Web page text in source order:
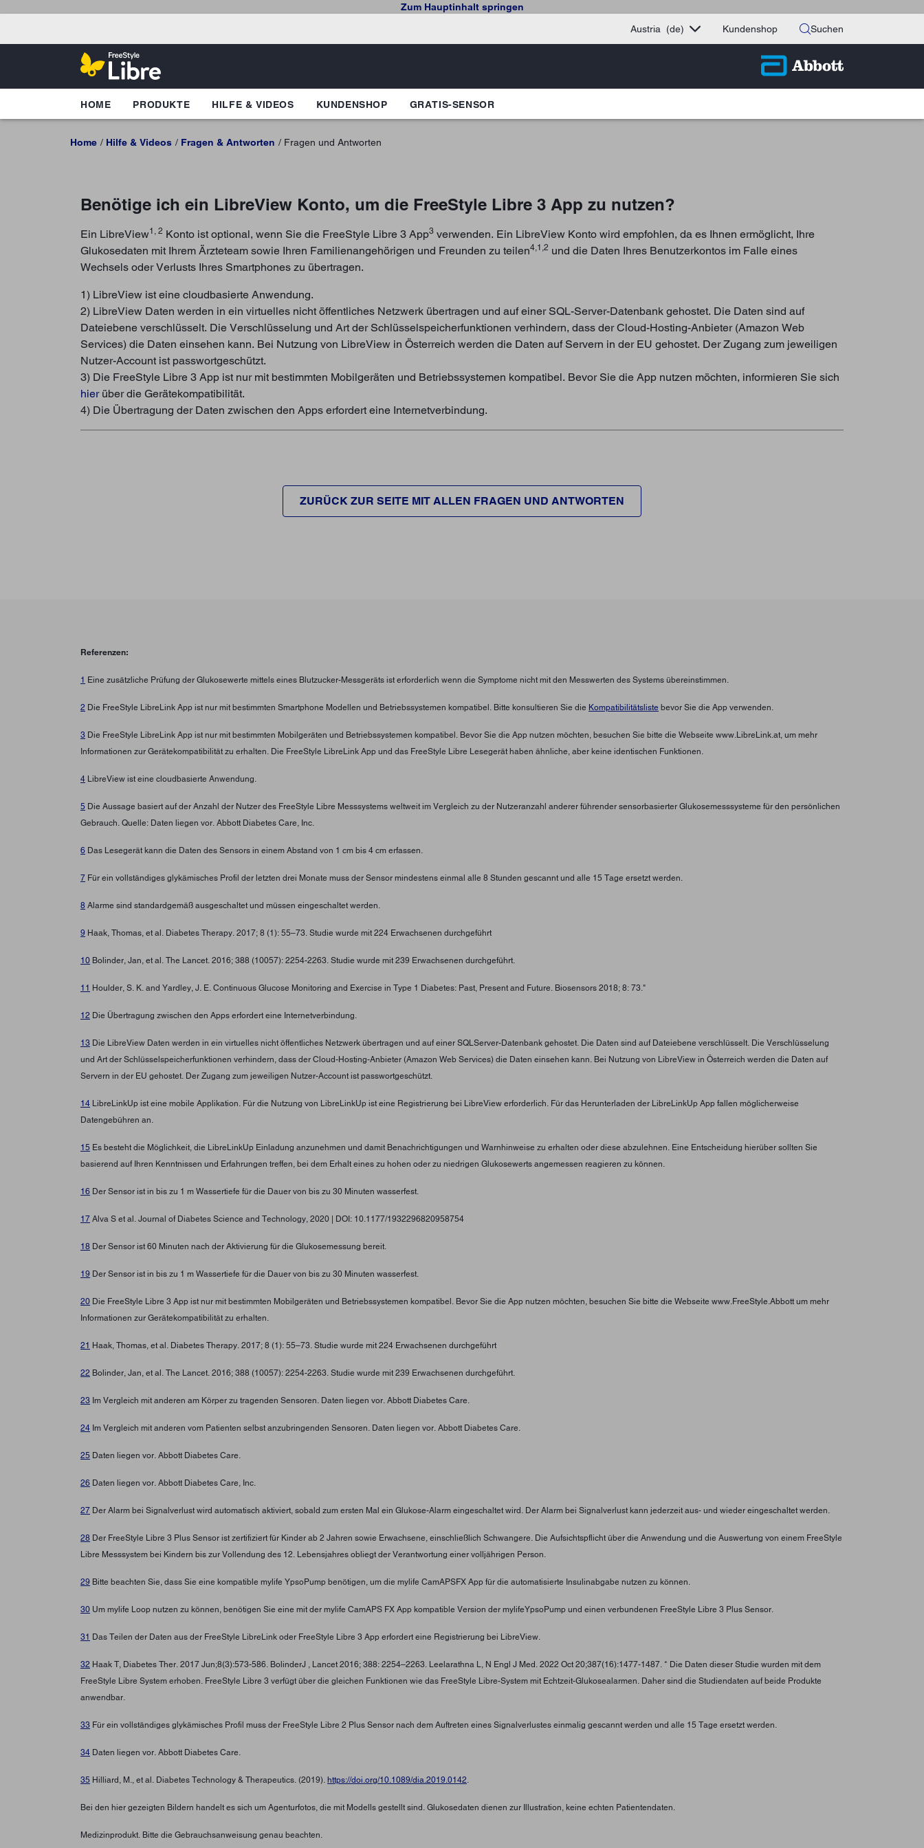
Zum Hauptinhalt springen
Austria
(de) Kundenshop Suchen
HOME PRODUKTE HILFE & VIDEOS KUNDENSHOP GRATIS-SENSOR
Home Hilfe & Videos Fragen & Antworten Fragen und Antworten
Benötige ich ein LibreView Konto, um die FreeStyle Libre 3 App zu nutzen?
Ein LibreView1, 2 Konto ist optional, wenn Sie die FreeStyle Libre 3 App3 verwenden. Ein LibreView Konto wird empfohlen, da es Ihnen ermöglicht, Ihre
Glukosedaten mit Ihrem Ärzteteam sowie Ihren Familienangehörigen und Freunden zu teilen4,1,2 und die Daten Ihres Benutzerkontos im Falle eines
Wechsels oder Verlusts Ihres Smartphones zu übertragen.
1) LibreView ist eine cloudbasierte Anwendung.
2) LibreView Daten werden in ein virtuelles nicht öffentliches Netzwerk übertragen und auf einer SQL-Server-Datenbank gehostet. Die Daten sind auf
Dateiebene verschlüsselt. Die Verschlüsselung und Art der Schlüsselspeicherfunktionen verhindern, dass der Cloud-Hosting-Anbieter (Amazon Web
Services) die Daten einsehen kann. Bei Nutzung von LibreView in Österreich werden die Daten auf Servern in der EU gehostet. Der Zugang zum jeweiligen
Nutzer-Account ist passwortgeschützt.
3) Die FreeStyle Libre 3 App ist nur mit bestimmten Mobilgeräten und Betriebssystemen kompatibel. Bevor Sie die App nutzen möchten, informieren Sie sich
hierüber die Gerätekompatibilität.
4) Die Übertragung der Daten zwischen den Apps erfordert eine Internetverbindung.
ZURÜCK ZUR SEITE MIT ALLEN FRAGEN UND ANTWORTEN
Referenzen:
1 Eine zusätzliche Prüfung der Glukosewerte mittels eines Blutzucker-Messgeräts ist erforderlich wenn die Symptome nicht mit den Messwerten des Systems übereinstimmen.
2 Die FreeStyle LibreLink App ist nur mit bestimmten Smartphone Modellen und Betriebssystemen kompatibel. Bitte konsultieren Sie die Kompatibilitätsliste bevor Sie die App verwenden.
3 Die FreeStyle LibreLink App ist nur mit bestimmten Mobilgeräten und Betriebssystemen kompatibel. Bevor Sie die App nutzen möchten, besuchen Sie bitte die Webseite www.LibreLink.at, um mehr
Informationen zur Gerätekompatibilität zu erhalten. Die FreeStyle LibreLink App und das FreeStyle Libre Lesegerät haben ähnliche, aber keine identischen Funktionen.
4 LibreView ist eine cloudbasierte Anwendung.
5 Die Aussage basiert auf der Anzahl der Nutzer des FreeStyle Libre Messsystems weltweit im Vergleich zu der Nutzeranzahl anderer führender sensorbasierter Glukosemesssysteme für den persönlichen
Gebrauch. Quelle: Daten liegen vor. Abbott Diabetes Care, Inc.
6 Das Lesegerät kann die Daten des Sensors in einem Abstand von 1 cm bis 4 cm erfassen.
7 Für ein vollständiges glykämisches Profil der letzten drei Monate muss der Sensor mindestens einmal alle 8 Stunden gescannt und alle 15 Tage ersetzt werden.
8 Alarme sind standardgemäß ausgeschaltet und müssen eingeschaltet werden.
9 Haak, Thomas, et al. Diabetes Therapy. 2017; 8 (1): 55–73. Studie wurde mit 224 Erwachsenen durchgeführt
10 Bolinder, Jan, et al. The Lancet. 2016; 388 (10057): 2254-2263. Studie wurde mit 239 Erwachsenen durchgeführt.
11 Houlder, S. K. and Yardley, J. E. Continuous Glucose Monitoring and Exercise in Type 1 Diabetes: Past, Present and Future. Biosensors 2018; 8: 73."
12 Die Übertragung zwischen den Apps erfordert eine Internetverbindung.
13 Die LibreView Daten werden in ein virtuelles nicht öffentliches Netzwerk übertragen und auf einer SQLServer-Datenbank gehostet. Die Daten sind auf Dateiebene verschlüsselt. Die Verschlüsselung
und Art der Schlüsselspeicherfunktionen verhindern, dass der Cloud-Hosting-Anbieter (Amazon Web Services) die Daten einsehen kann. Bei Nutzung von LibreView in Österreich werden die Daten auf
Servern in der EU gehostet. Der Zugang zum jeweiligen Nutzer-Account ist passwortgeschützt.
14 LibreLinkUp ist eine mobile Applikation. Für die Nutzung von LibreLinkUp ist eine Registrierung bei LibreView erforderlich. Für das Herunterladen der LibreLinkUp App fallen möglicherweise
Datengebühren an.
15 Es besteht die Möglichkeit, die LibreLinkUp Einladung anzunehmen und damit Benachrichtigungen und Warnhinweise zu erhalten oder diese abzulehnen. Eine Entscheidung hierüber sollten Sie
basierend auf Ihren Kenntnissen und Erfahrungen treffen, bei dem Erhalt eines zu hohen oder zu niedrigen Glukosewerts angemessen reagieren zu können.
16 Der Sensor ist in bis zu 1 m Wassertiefe für die Dauer von bis zu 30 Minuten wasserfest.
17 Alva S et al. Journal of Diabetes Science and Technology, 2020 | DOI: 10.1177/1932296820958754
18 Der Sensor ist 60 Minuten nach der Aktivierung für die Glukosemessung bereit.
19 Der Sensor ist in bis zu 1 m Wassertiefe für die Dauer von bis zu 30 Minuten wasserfest.
20 Die FreeStyle Libre 3 App ist nur mit bestimmten Mobilgeräten und Betriebssystemen kompatibel. Bevor Sie die App nutzen möchten, besuchen Sie bitte die Webseite www.FreeStyle.Abbott um mehr
Informationen zur Gerätekompatibilität zu erhalten.
21 Haak, Thomas, et al. Diabetes Therapy. 2017; 8 (1): 55–73. Studie wurde mit 224 Erwachsenen durchgeführt
22 Bolinder, Jan, et al. The Lancet. 2016; 388 (10057): 2254-2263. Studie wurde mit 239 Erwachsenen durchgeführt.
23 Im Vergleich mit anderen am Körper zu tragenden Sensoren. Daten liegen vor. Abbott Diabetes Care.
24 Im Vergleich mit anderen vom Patienten selbst anzubringenden Sensoren. Daten liegen vor. Abbott Diabetes Care.
25 Daten liegen vor. Abbott Diabetes Care.
26 Daten liegen vor. Abbott Diabetes Care, Inc.
27 Der Alarm bei Signalverlust wird automatisch aktiviert, sobald zum ersten Mal ein Glukose-Alarm eingeschaltet wird. Der Alarm bei Signalverlust kann jederzeit aus- und wieder eingeschaltet werden.
28 Der FreeStyle Libre 3 Plus Sensor ist zertifiziert für Kinder ab 2 Jahren sowie Erwachsene, einschließlich Schwangere. Die Aufsichtspflicht über die Anwendung und die Auswertung von einem FreeStyle
Libre Messsystem bei Kindern bis zur Vollendung des 12. Lebensjahres obliegt der Verantwortung einer volljährigen Person.
29 Bitte beachten Sie, dass Sie eine kompatible mylife YpsoPump benötigen, um die mylife CamAPSFX App für die automatisierte Insulinabgabe nutzen zu können.
30 Um mylife Loop nutzen zu können, benötigen Sie eine mit der mylife CamAPS FX App kompatible Version der mylifeYpsoPump und einen verbundenen FreeStyle Libre 3 Plus Sensor.
31 Das Teilen der Daten aus der FreeStyle LibreLink oder FreeStyle Libre 3 App erfordert eine Registrierung bei LibreView.
32 Haak T, Diabetes Ther. 2017 Jun;8(3):573-586. BolinderJ , Lancet 2016; 388: 2254–2263. Leelarathna L, N Engl J Med. 2022 Oct 20;387(16):1477-1487. * Die Daten dieser Studie wurden mit dem
FreeStyle Libre System erhoben. FreeStyle Libre 3 verfügt über die gleichen Funktionen wie das FreeStyle Libre-System mit Echtzeit-Glukosealarmen. Daher sind die Studiendaten auf beide Produkte
anwendbar.
33 Für ein vollständiges glykämisches Profil muss der FreeStyle Libre 2 Plus Sensor nach dem Auftreten eines Signalverlustes einmalig gescannt werden und alle 15 Tage ersetzt werden.
34 Daten liegen vor. Abbott Diabetes Care.
35 Hilliard, M., et al. Diabetes Technology & Therapeutics. (2019). https://doi.org/10.1089/dia.2019.0142.
Bei den hier gezeigten Bildern handelt es sich um Agenturfotos, die mit Modells gestellt sind. Glukosedaten dienen zur Illustration, keine echten Patientendaten.
Medizinprodukt. Bitte die Gebrauchsanweisung genau beachten.